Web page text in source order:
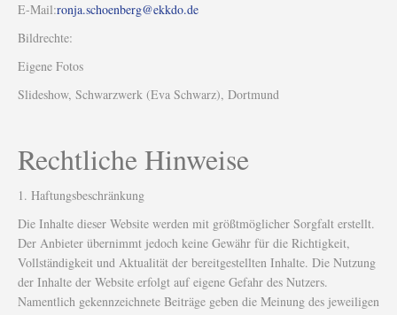
E-Mail:ronja.schoenberg@ekkdo.de
Bildrechte:
Eigene Fotos
Slideshow, Schwarzwerk (Eva Schwarz), Dortmund
Rechtliche Hinweise
1. Haftungsbeschränkung
Die Inhalte dieser Website werden mit größtmöglicher Sorgfalt erstellt.
Der Anbieter übernimmt jedoch keine Gewähr für die Richtigkeit,
Vollständigkeit und Aktualität der bereitgestellten Inhalte. Die Nutzung
der Inhalte der Website erfolgt auf eigene Gefahr des Nutzers.
Namentlich gekennzeichnete Beiträge geben die Meinung des jeweiligen